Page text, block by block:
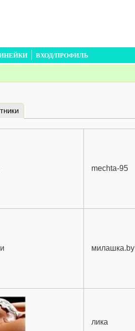
ВХОД/ПРОФИЛЬ
mechta-95
милашка.by
лика